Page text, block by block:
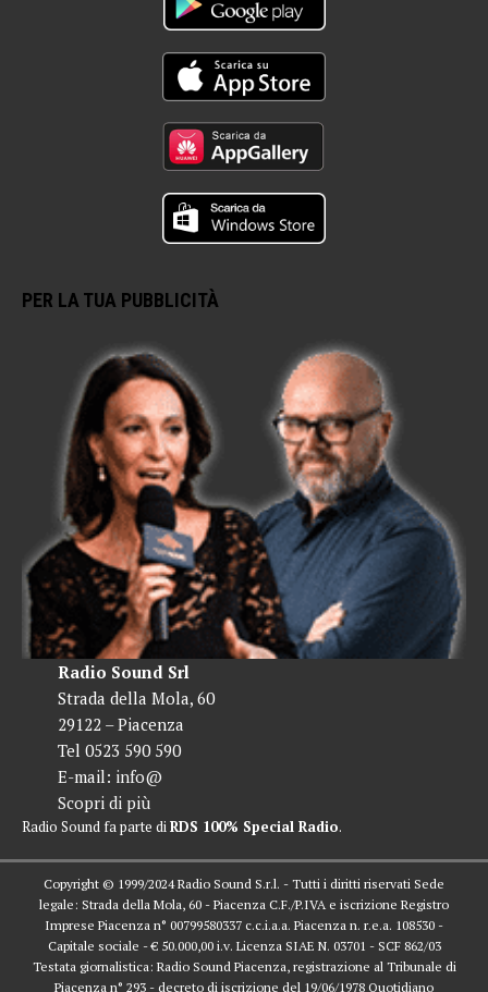
PER LA TUA PUBBLICITÀ
Radio Sound Srl
Strada della Mola, 60
29122 – Piacenza
Tel 0523 590 590
E-mail: info@
Scopri di più
Radio Sound fa parte diRDS 100% Special Radio.
Copyright © 1999/2024 Radio Sound S.r.l. - Tutti i diritti riservati Sede
legale: Strada della Mola, 60 - Piacenza C.F./P.IVA e iscrizione Registro
Imprese Piacenza n° 00799580337 c.c.i.a.a. Piacenza n. r.e.a. 108530 -
Capitale sociale - € 50.000,00 i.v. Licenza SIAE N. 03701 - SCF 862/03
Testata giornalistica: Radio Sound Piacenza, registrazione al Tribunale di
Piacenza n° 293 - decreto di iscrizione del 19/06/1978 Quotidiano